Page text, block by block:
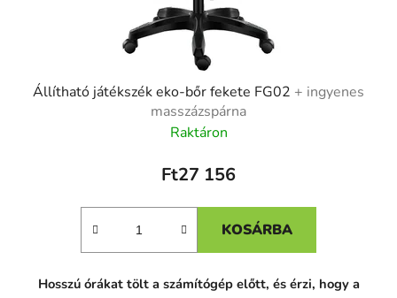
Állítható játékszék eko-bőr fekete FG02 + ingyenes
masszázspárna
Raktáron
Ft27 156
KOSÁRBA
Hosszú órákat tölt a számítógép előtt, és érzi, hogy a